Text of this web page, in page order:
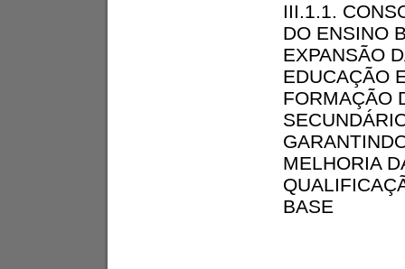
III.1.1.
DO ENSINO
EXPANSÃO
EDUCAÇÃO
FORMAÇÃO
MELHORIA
BASE